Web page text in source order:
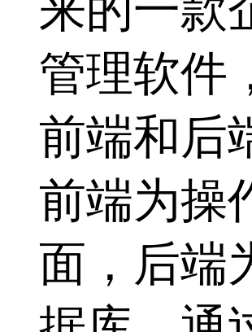
管理软件
前端和后
前端为操
面，后端